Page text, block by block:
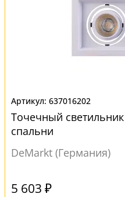
637016202
Точечный
спальни
DeMarkt (Германия)
5 603 ₽